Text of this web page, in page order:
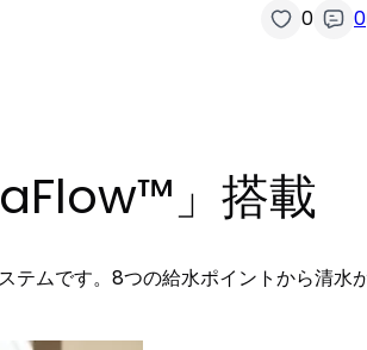
0 0
」搭載
ムです。8つの給水ポイントから清水